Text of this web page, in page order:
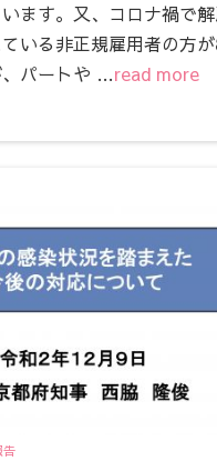
ます。又、コロナ禍で
いる非正規雇用者の方
、パートや …read more
告